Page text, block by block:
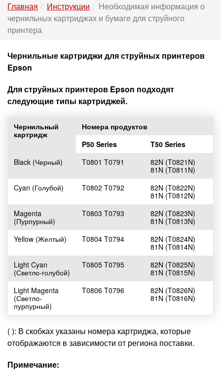
Главная Инструкции
Необходимая информация о
чернильных картриджах и бумаге для струйного
принтера
Чернильные картриджи для струйных принтеров
Epson
Для струйных принтеров Epson подходят
следующие типы картриджей.
Чернильный
картридж
Номера продуктов
P50 Series
T50 Series
Black (Черный)
T0801 T0791
82N (T0821N)
81N (T0811N)
Cyan (Голубой)
T0802 T0792
82N (T0822N)
81N (T0812N)
Magenta
(Пурпурный)
T0803 T0793
82N (T0823N)
81N (T0813N)
Yellow (Желтый)
T0804 T0794
82N (T0824N)
81N (T0814N)
Light Cyan
(Светло-голубой)
T0805 T0795
82N (T0825N)
81N (T0815N)
Light Magenta
(Светло-
пурпурный)
T0806 T0796
82N (T0826N)
81N (T0816N)
( ): В скобках указаны номера картриджа, которые
отображаются в зависимости от региона поставки.
Примечание: